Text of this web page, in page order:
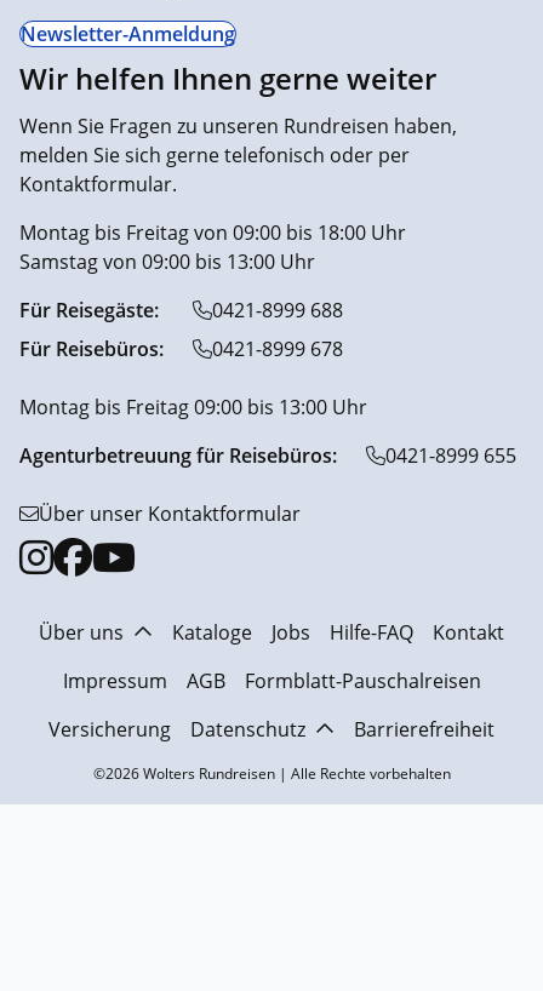
Newsletter-Anmeldung
Wir helfen Ihnen gerne weiter
Wenn Sie Fragen zu unseren Rundreisen haben,
melden Sie sich gerne telefonisch oder per
Kontaktformular.
Montag bis Freitag von 09:00 bis 18:00 Uhr
Samstag von 09:00 bis 13:00 Uhr
Für Reisegäste:
0421-8999 688
Für Reisebüros:
0421-8999 678
Montag bis Freitag 09:00 bis 13:00 Uhr
Agenturbetreuung für Reisebüros:
0421-8999 655
Über unser Kontaktformular
Über uns Kataloge Jobs Hilfe-FAQ
Kontakt
Impressum
AGB
Formblatt-Pauschalreisen
Versicherung
Datenschutz Barrierefreiheit
©2026 Wolters Rundreisen | Alle Rechte vorbehalten